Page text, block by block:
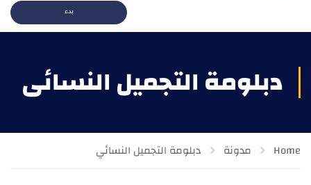
بدء
دبلومة التجميل النسائي
Home مدونة دبلومة التجميل النسائي